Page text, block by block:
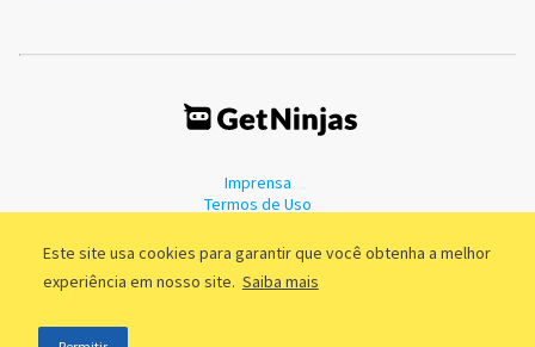
Este site usa cookies para garantir que você obtenha a melhor
experiência em nosso site. Saiba mais
Imprensa
Termos de Uso
©2011 - 2026, GetNinjas LTDA. CNPJ 55.744.877/0001-89 - Rua Dr.